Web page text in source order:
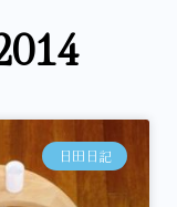
日田日記